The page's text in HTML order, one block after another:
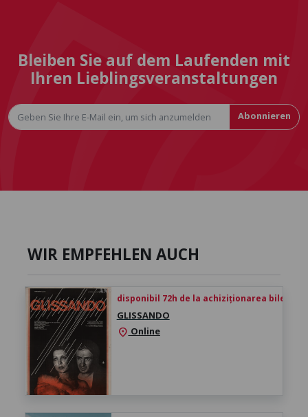
Bleiben Sie auf dem Laufenden mit
Ihren Lieblingsveranstaltungen
Abonnieren
WIR EMPFEHLEN AUCH
disponibil 72h de la achiziționarea biletului
GLISSANDO
location_on Online